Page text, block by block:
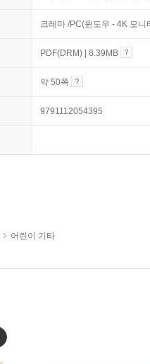
크레마 /PC(윈도우 - 4K 모
PDF(DRM) | 8.39MB
약 50쪽
9791112054395
어린이 기타